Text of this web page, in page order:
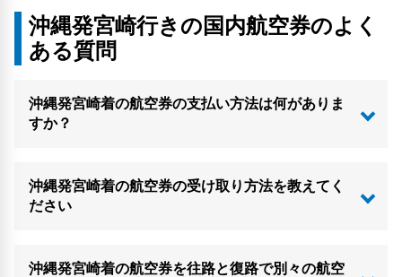
沖縄発宮崎行きの国内航空券のよく
ある質問
沖縄発宮崎着の航空券の支払い方法は何がありま
すか？
沖縄発宮崎着の航空券の受け取り方法を教えてく
ださい
沖縄発宮崎着の航空券を往路と復路で別々の航空